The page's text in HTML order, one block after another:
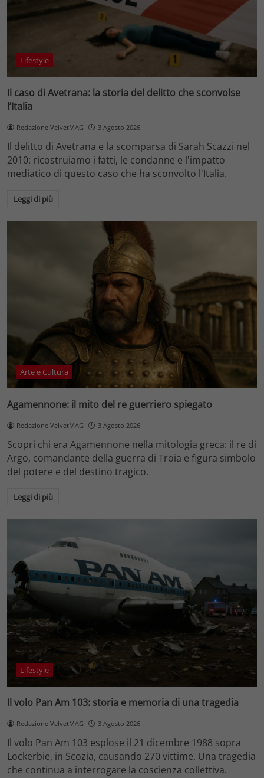
Lifestyle
Il caso di Avetrana: la storia del delitto che sconvolse
l’Italia
Redazione VelvetMAG 3 Agosto 2026
Il delitto di Avetrana e la scomparsa di Sarah Scazzi nel
2010: ricostruiamo i fatti, le condanne e l'impatto
mediatico di questo caso che ha sconvolto l'Italia.
Leggi di più
Arte e Cultura
Agamennone: il mito del re guerriero spiegato
Redazione VelvetMAG 3 Agosto 2026
Scopri chi era Agamennone nella mitologia greca: il re di
Argo, comandante della guerra di Troia e figura simbolo
del potere e del destino tragico.
Leggi di più
Lifestyle
Il volo Pan Am 103: storia e memoria di una tragedia
Redazione VelvetMAG 3 Agosto 2026
Il volo Pan Am 103 esplose il 21 dicembre 1988 sopra
Lockerbie, in Scozia, causando 270 vittime. Una tragedia
che continua a interrogare la coscienza collettiva.